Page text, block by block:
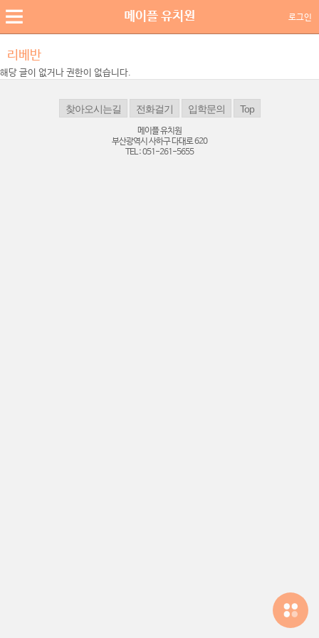
메이플 유치원 로그인
리베반
해당 글이 없거나 권한이 없습니다.
메이플 유치원
부산광역시 사하구 다대로 620
TEL : 051-261-5655